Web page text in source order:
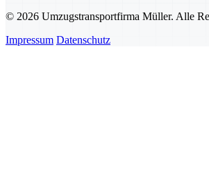
© 2026 Umzugstransportfirma Müller. Alle
Impressum Datenschutz